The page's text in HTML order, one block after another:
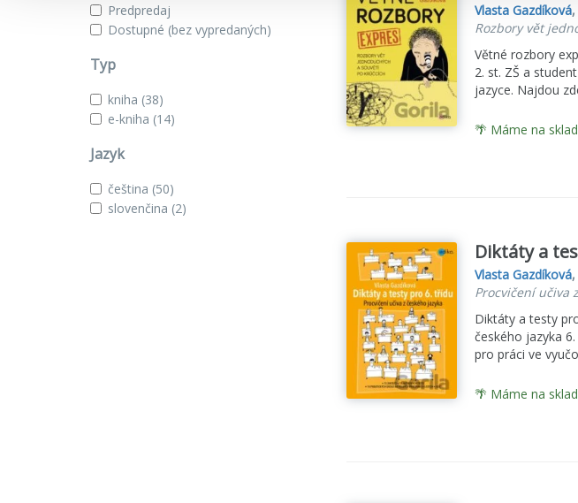
Predpredaj
Dostupné (bez vypredaných)
Typ
kniha (38)
e-kniha (14)
Jazyk
čeština (50)
slovenčina (2)
Vlasta Gazdíková,
Rozbory vět
Větné rozbory
2. st. ZŠ a
jazyce. Najdou
🌴 Máme na
Diktáty a
Vlasta Gazdíková,
Procvičení učiva
Diktáty a testy
českého jazyka
pro práci ve
🌴 Máme na